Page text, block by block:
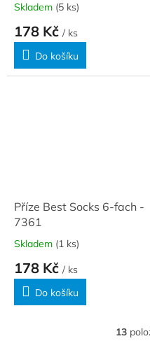
Skladem (5 ks)
178 Kč / ks
Do košíku
Příze Best Socks 6-fach -
7361
Skladem (1 ks)
178 Kč / ks
Do košíku
13